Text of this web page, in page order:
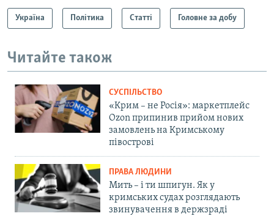
Україна Політика Статті Головне за добу
Читайте також
СУСПІЛЬСТВО
«Крим – не Росія»: маркетплейс
Ozon припинив прийом нових
замовлень на Кримському
півострові
ПРАВА ЛЮДИНИ
Мить – і ти шпигун. Як у
кримських судах розглядають
звинувачення в держзраді